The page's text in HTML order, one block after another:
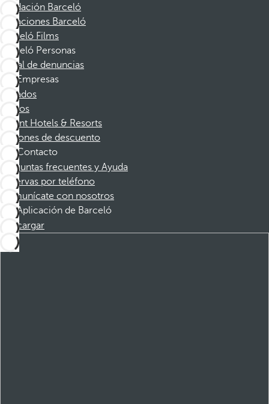
Fundación Barceló
Vacaciones Barceló
Barceló Films
Barceló Personas
Canal de denuncias
Empresas
Afiliados
Socios
Dorint Hotels & Resorts
Cupones de descuento
Contacto
Preguntas frecuentes y Ayuda
Reservas por teléfono
Comunícate con nosotros
Aplicación de Barceló
Descargar